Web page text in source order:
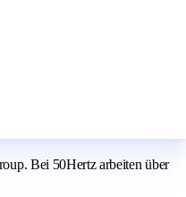
Bei 50Hertz arbeiten über